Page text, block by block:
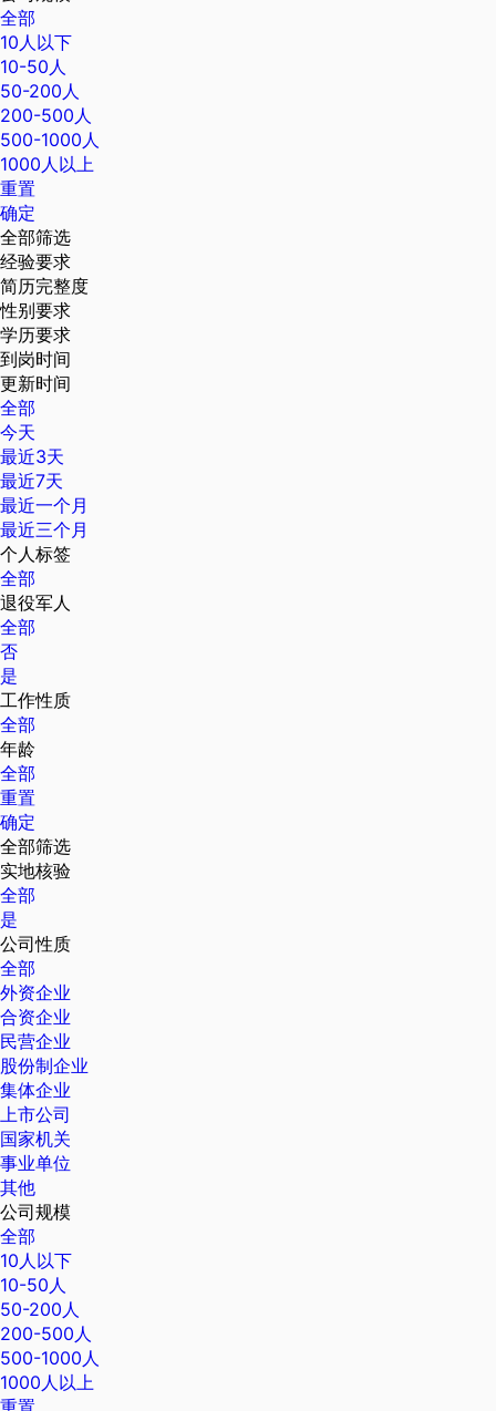
全部
10人以下
10-50人
50-200人
200-500人
500-1000人
1000人以上
重置
确定
全部筛选
经验要求
简历完整度
性别要求
学历要求
到岗时间
更新时间
全部
今天
最近3天
最近7天
最近一个月
最近三个月
个人标签
全部
退役军人
全部
否
是
工作性质
全部
年龄
全部
重置
确定
全部筛选
实地核验
全部
是
公司性质
全部
外资企业
合资企业
民营企业
股份制企业
集体企业
上市公司
国家机关
事业单位
其他
公司规模
全部
10人以下
10-50人
50-200人
200-500人
500-1000人
1000人以上
重置